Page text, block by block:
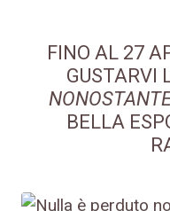
FINO AL 27
GUSTARVI
BELLA